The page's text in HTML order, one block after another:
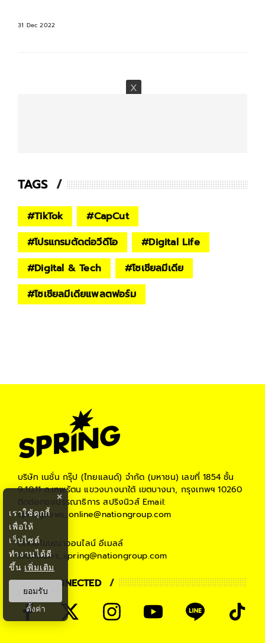
31 Dec 2022
TAGS
#TikTok #CapCut
#โปรแกรมตัดต่อวีดีโอ #Digital Life
#Digital & Tech #โซเชียลมีเดีย
#โซเชียลมีเดียแพลตฟอร์ม
บริษัท เนชั่น กรุ๊ป (ไทยแลนด์) จำกัด (มหาชน) เลขที่ 1854 ชั้น
9,10,11 ถ.เทพรัตน แขวงบางนาใต้ เขตบางนา, กรุงเทพฯ 10260
ติดต่อกองบรรณาธิการ สปริงนิวส์Email:
springnews_online@nationgroup.com
ติดต่อโฆษณาออนไลน์ อีเมลล์
teamsales_spring@nationgroup.com
STAY CONNECTED
×
เราใช้คุกกี้
เพื่อให้
เว็บไซต์
ทำงานได้ดี
ขึ้น เพิ่มเติม
ยอมรับ
ตั้งค่า